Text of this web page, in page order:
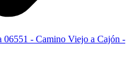
06551 - Camino Viejo a Cajón -